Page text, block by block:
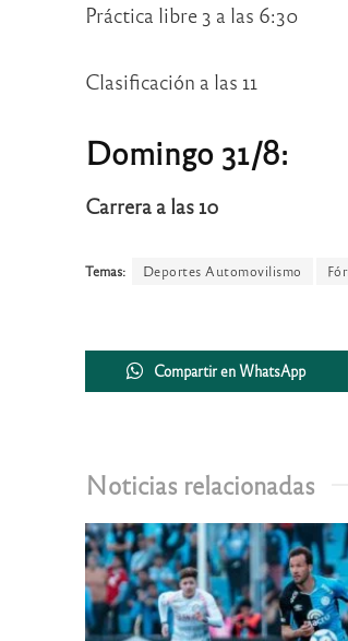
Práctica libre 3 a las 6:30
Clasificación a las 11
Domingo 31/8:
Carrera a las 10
Temas: Deportes Automovilismo
Compartir en WhatsApp
Noticias relacionadas